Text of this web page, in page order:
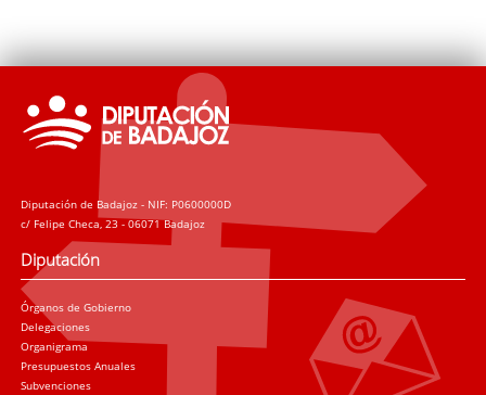
Diputación de Badajoz - NIF: P0600000D
c/ Felipe Checa, 23 - 06071 Badajoz
Diputación
Órganos de Gobierno
Delegaciones
Organigrama
Presupuestos Anuales
Subvenciones